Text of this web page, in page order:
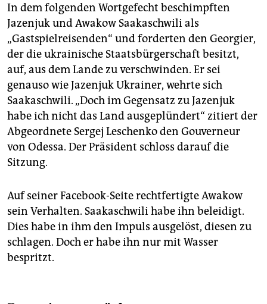
In dem folgenden Wortgefecht beschimpften
Jazenjuk und Awakow Saakaschwili als
„Gastspielreisenden“ und forderten den Georgier,
der die ukrainische Staatsbürgerschaft besitzt,
auf, aus dem Lande zu verschwinden. Er sei
genauso wie Jazenjuk Ukrainer, wehrte sich
Saakaschwili. „Doch im Gegensatz zu Jazenjuk
habe ich nicht das Land ausgeplündert“ zitiert der
Abgeordnete Sergej Leschenko den Gouverneur
von Odessa. Der Präsident schloss darauf die
Sitzung.
Auf seiner Facebook-Seite rechtfertigte Awakow
sein Verhalten. Saakaschwili habe ihn beleidigt.
Dies habe in ihm den Impuls ausgelöst, diesen zu
schlagen. Doch er habe ihn nur mit Wasser
bespritzt.